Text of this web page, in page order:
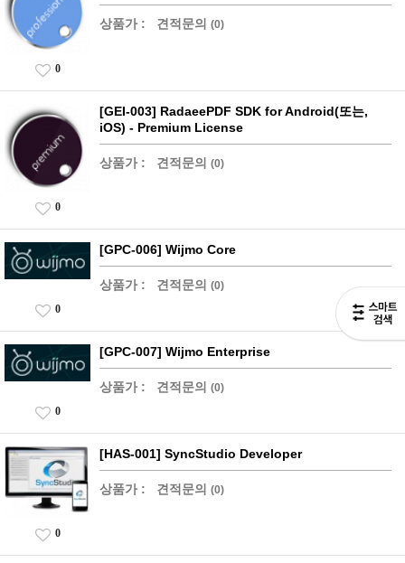
상품가 : 견적문의 (0)
0
[GEI-003] RadaeePDF SDK for Android(또는,
iOS) - Premium License
상품가 : 견적문의 (0)
0
[GPC-006] Wijmo Core
상품가 : 견적문의 (0)
0
[GPC-007] Wijmo Enterprise
상품가 : 견적문의 (0)
0
[HAS-001] SyncStudio Developer
상품가 : 견적문의 (0)
0